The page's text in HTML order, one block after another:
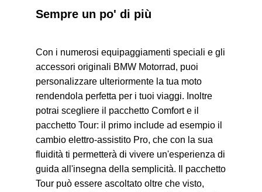
Sempre un po' di più
Con i numerosi equipaggiamenti speciali e gli
accessori originali BMW Motorrad, puoi
personalizzare ulteriormente la tua moto
rendendola perfetta per i tuoi viaggi. Inoltre
potrai scegliere il pacchetto Comfort e il
pacchetto Tour: il primo include ad esempio il
cambio elettro-assistito Pro, che con la sua
fluidità ti permetterà di vivere un'esperienza di
guida all'insegna della semplicità. Il pacchetto
Tour può essere ascoltato oltre che visto,